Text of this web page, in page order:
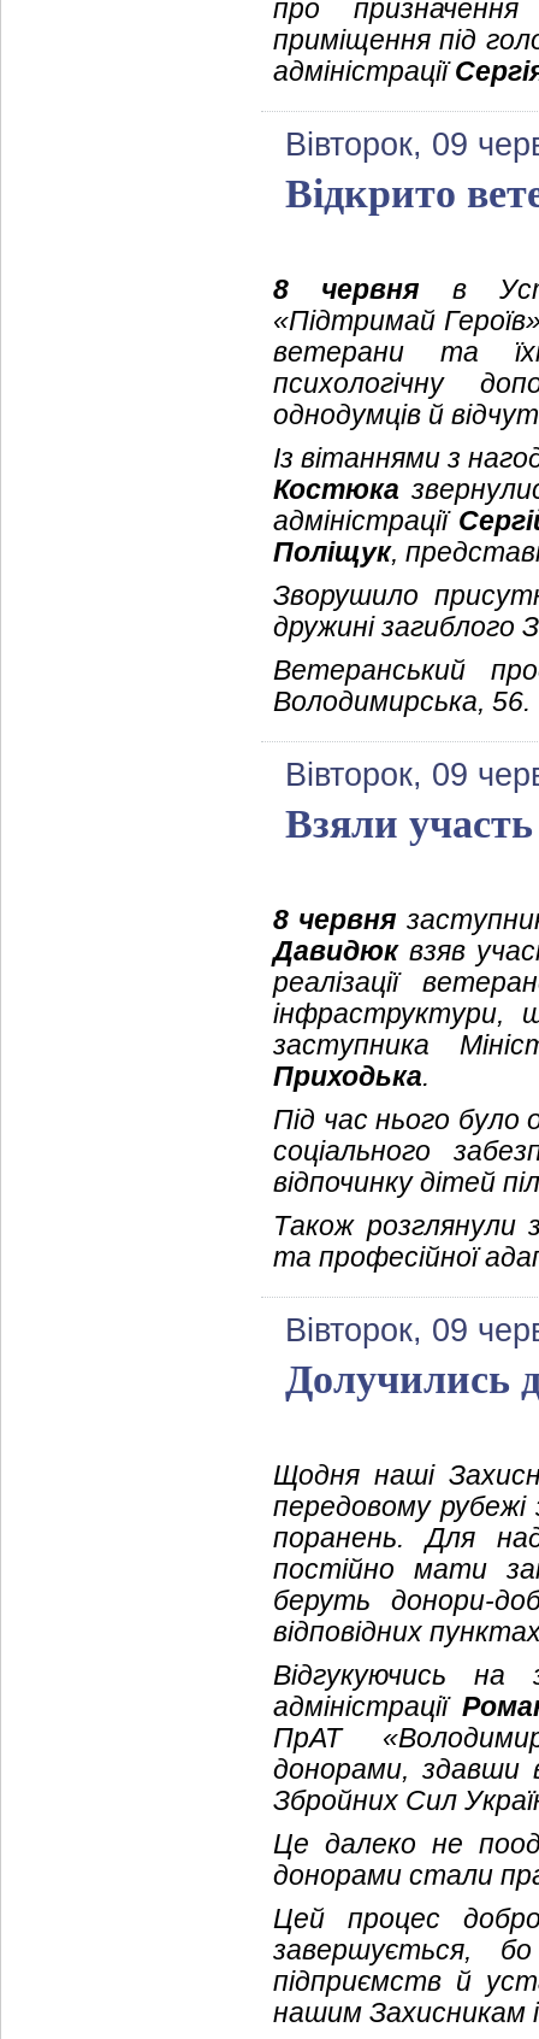
про
приміщення під
адміністрації
Вівторок, 09
Відкрито
8 червня в
«Підтримай
ветерани та
психологічну
однодумців й
Із вітаннями з
Костюка
адміністрації
Поліщук,
Зворушило
дружині загиблого
Ветеранський
Володимирська, 56.
Вівторок, 09
Взяли
8 червня
Давидюквзяв
реалізації
інфраструктури,
заступника
Приходька.
Під час нього було
соціального
відпочинку дітей
Також розглянули
та професійної
Вівторок, 09
Долучились
Щодня наші
передовому
поранень. Для
постійно мати
беруть донори-
відповідних
Відгукуючись на
адміністрації
ПрАТ
донорами, здавши
Збройних Сил
Це далеко не
донорами стали
Цей процес
завершується,
підприємств й
нашим Захисникам